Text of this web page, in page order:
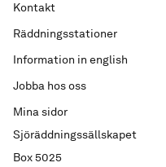
Sjöräddningssällskapet
Box 5025
Kontakt
Räddningsstationer
Information in english
Jobba hos oss
Mina sidor